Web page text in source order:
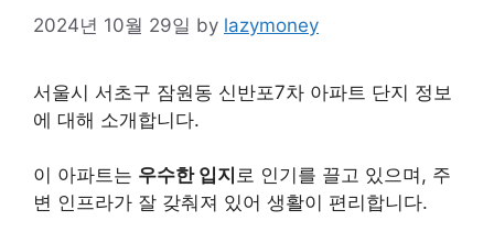
2024년 10월 29일 by lazymoney
서울시 서초구 잠원동 신반포7차 아파트 단지 정보
에 대해 소개합니다.
이 아파트는 우수한 입지 로 인기를 끌고 있으며, 주
변 인프라가 잘 갖춰져 있어 생활이 편리합니다.